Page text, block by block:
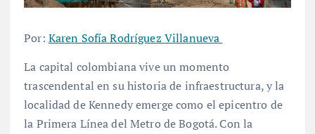
Por: Karen Sofía Rodríguez Villanueva
La capital colombiana vive un momento
trascendental en su historia de infraestructura, y la
localidad de Kennedy emerge como el epicentro de
la Primera Línea del Metro de Bogotá. Con la